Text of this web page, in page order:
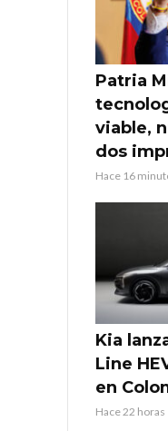
Patria
viable,
dos
Hace 16
Kia
Line
en
Hace 22 horas